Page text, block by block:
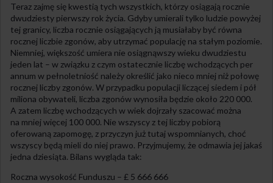
Teraz zajmę się kwestią tych wszystkich, którzy osiągają rocznie
dwudziesty pierwszy rok życia. Gdyby umierali tylko ludzie powyżej
tej granicy, liczba rocznie osiągających ją musiałaby być równa
rocznej liczbie zgonów, aby utrzymać populację na stałym poziomie.
Niemniej, większość umiera nie osiągnąwszy wieku dwudziestu
jeden lat – w związku z czym ostatecznie liczbę wchodzących per
annum w pełnoletniość należy określić jako nieco mniej niż połowę
rocznej liczby zgonów. W przypadku populacji liczącej siedem i pół
miliona obywateli, liczba zgonów wynosiła będzie około 220 000.
A zatem liczbę wchodzących w wiek dojrzały szacować można
na mniej więcej 100 000. Nie wszyscy z tej liczby pobiorą
oferowaną zapomogę, z przyczyn już tutaj wspomnianych, choć
wszyscy będą mieli do niej prawo. Przyjmujemy, że odmawia jej jakaś
jedna dziesiąta. Bilans wygląda tak:
Roczna wysokość Funduszu – £ 5 666 666